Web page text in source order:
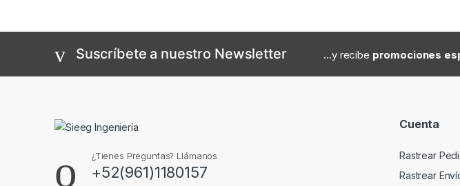
Suscríbete a nuestro Newsletter ...y recibe promociones
¿Tienes Preguntas? Llámanos
+52(961)1180157
Cuenta
Rastrear
Rastrear